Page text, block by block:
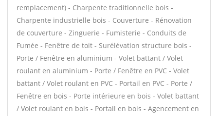
remplacement) - Charpente traditionnelle bois -
Charpente industrielle bois - Couverture - Rénovation
de couverture - Zinguerie - Fumisterie - Conduits de
Fumée - Fenêtre de toit - Surélévation structure bois -
Porte / Fenêtre en aluminium - Volet battant / Volet
roulant en aluminium - Porte / Fenêtre en PVC - Volet
battant / Volet roulant en PVC - Portail en PVC - Porte /
Fenêtre en bois - Porte intérieure en bois - Volet battant
/ Volet roulant en bois - Portail en bois - Agencement en